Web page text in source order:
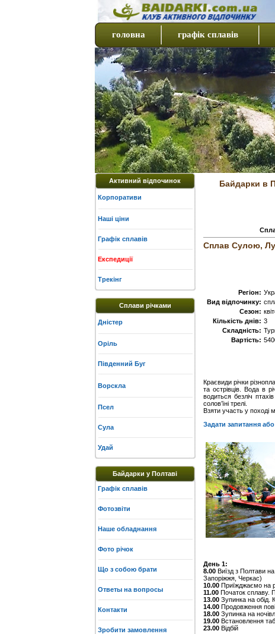
головна графік сплавів
Активний відпочинок
Корпоративи
Наші ціни
Графік сплавів
Експедиції
Трекінг
Сплави річками
Дністер
Оріль
Південний Буг
Ворскла
Псел
Сула
Удай
Байдарки у Полтаві
Графік сплавів
Фотозвіти
Наше обладнання
Фото річок
Що з собою брати
Ответы на вопросы
Контакти
Зробити замовлення
Байдарки в
Сплав Сулою,
Регіон:
Вид відпочинку:
Сезон:
Кількість днів: 3
Складність:
Вартість:
Краєвиди річки
та острівців. Вода в
водиться безліч
солов’їні трелі.
Взяти участь у поході
Задати запитання
День 1:
8.00Виїзд з Полтави на
Запоріжжя, Черкас)
10.00Приїжджаємо на
11.00Початок сплаву.
13.00 Зупинка на обід.
14.00Продовження
18.00Зупинка на
19.00Встановлення
23.00Відбій